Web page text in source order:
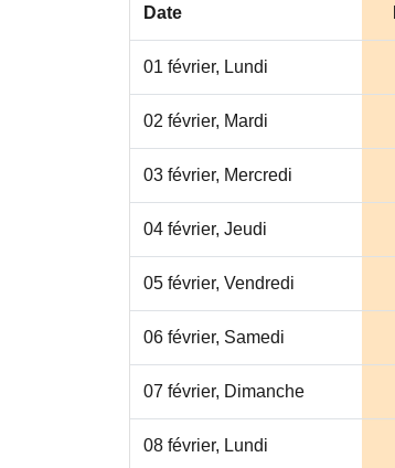
Date
01 février, Lundi
02 février, Mardi
03 février, Mercredi
04 février, Jeudi
05 février, Vendredi
06 février, Samedi
07 février, Dimanche
08 février, Lundi